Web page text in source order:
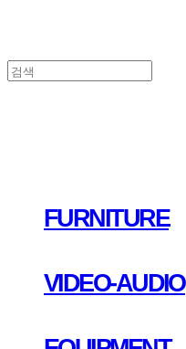
FURNITURE
VIDEO-AUDIO